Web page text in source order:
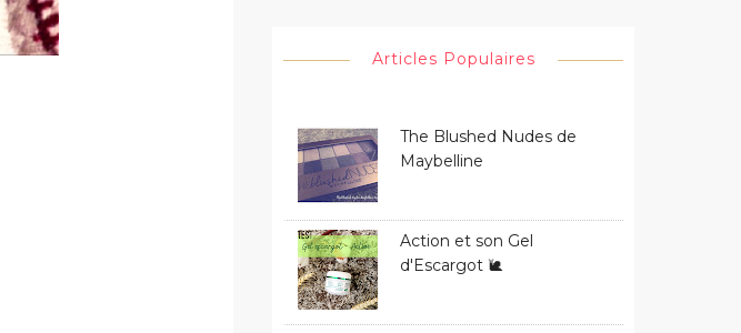
Articles Populaires
The Blushed Nudes de
Maybelline
Action et son Gel
d'Escargot 🐌